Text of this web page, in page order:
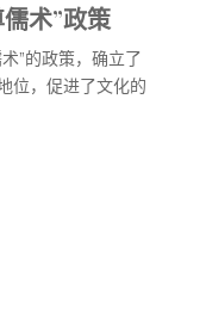
术”政策
”的政策，确立了
位，促进了文化的